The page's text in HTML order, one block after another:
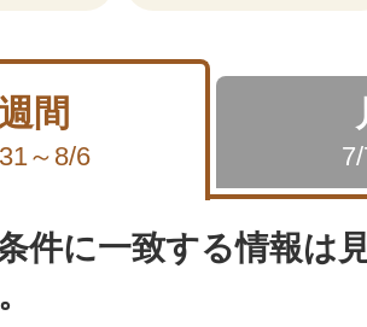
週間
～8/6
件に一致する情報は